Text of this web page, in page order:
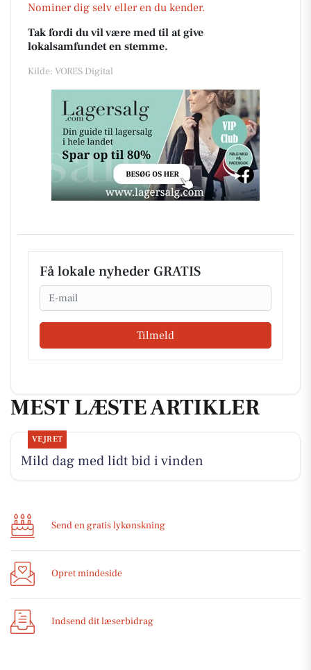
Nominer dig selv eller en du kender.
Tak fordi du vil være med til at give
lokalsamfundet en stemme.
Kilde: VORES Digital
Få lokale nyheder GRATIS
Email
Tilmeld
MEST LÆSTE ARTIKLER
VEJRET
Mild dag med lidt bid i vinden
Send en gratis lykønskning
Opret mindeside
Indsend dit læserbidrag